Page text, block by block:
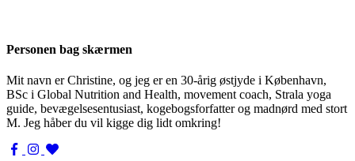
Personen bag skærmen
Mit navn er Christine, og jeg er en 30-årig østjyde i København,
BSc i Global Nutrition and Health, movement coach, Strala yoga
guide, bevægelsesentusiast, kogebogsforfatter og madnørd med stort
M. Jeg håber du vil kigge dig lidt omkring!